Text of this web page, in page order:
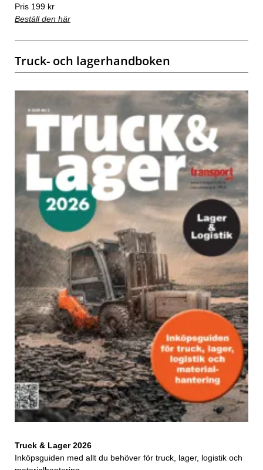
Pris 199 kr
Beställ den här
Truck- och lagerhandboken
Truck & Lager 2026
Inköpsguiden med allt du behöver för truck, lager, logistik och